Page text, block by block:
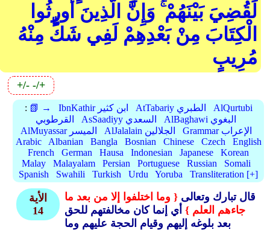
لَقُضِيَ بَيْنَهُمْ ۚ وَإِنَّ الَّذِينَ أُورِثُوا
الْكِتَابَ مِنْ بَعْدِهِمْ لَفِي شَكٍّ مِنْهُ
مُرِيبٍ
+/- -/+
: 📗 → IbnKathir ابن كثير AtTabariy الطبري
AlQurtubi
القرطوبي
AsSaadiyy السعدي
AlBaghawi البغوي
AlMuyassar الميسر
AlJalalain الجلالين
Grammar الإعراب
Arabic
Albanian Bangla Bosnian Chinese Czech
English
French
German Hausa Indonesian Japanese
Korean
Malay
Malayalam Persian Portuguese Russian
Somali
Spanish
Swahili Turkish Urdu Yoruba Transliteration [+]
الأية
14
قال تبارك وتعالى { وما اختلفوا إلا من بعد ما
جاءهم العلم }أي إنما كان مخالفتهم للحق
بعد بلوغه إليهم وقيام الحجة عليهم وما